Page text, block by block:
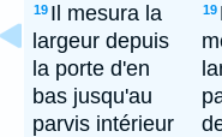
19 Il mesura la
largeur depuis
la porte d'en
bas jusqu'au
parvis intérieur
19